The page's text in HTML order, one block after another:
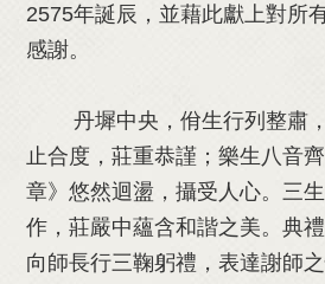
2575年誕辰，並藉此獻上對所
感謝。
丹墀中央，佾生行列整肅，
止合度，莊重恭謹；樂生八音
章》悠然迴盪，攝受人心。三
作，莊嚴中蘊含和諧之美。典
向師長行三鞠躬禮，表達謝師